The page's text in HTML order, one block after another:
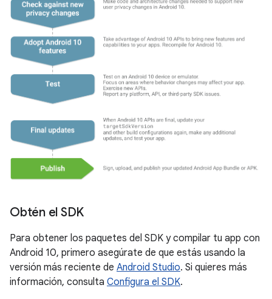
Obtén el SDK
Para obtener los paquetes del SDK y compilar tu app con
Android 10, primero asegúrate de que estás usando la
versión más reciente de Android Studio. Si quieres más
información, consulta Configura el SDK.